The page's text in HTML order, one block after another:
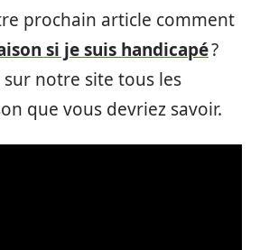
prochain article comment
si je suis handicapé?
notre site tous les
que vous devriez savoir.